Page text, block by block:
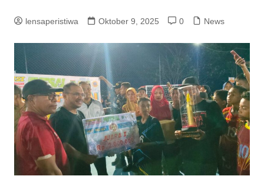
lensaperistiwa Oktober 9, 2025 0 News